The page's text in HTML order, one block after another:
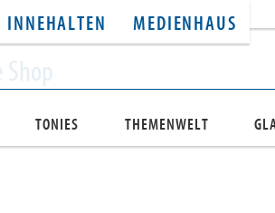
INNEHALTEN MEDIENHAUS
TONIES THEMENWELT